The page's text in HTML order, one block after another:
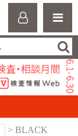
> BLACK